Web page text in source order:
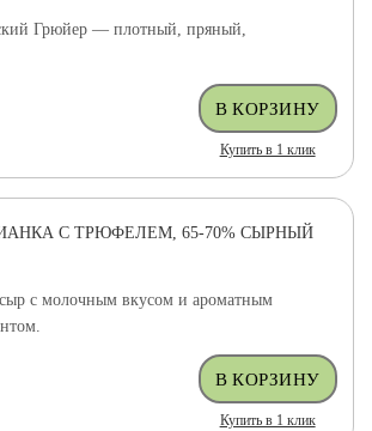
Грюйер — плотный, пряный,
Купить в 1 клик
С ТРЮФЕЛЕМ, 65-70% СЫРНЫЙ
с молочным вкусом и ароматным
Купить в 1 клик